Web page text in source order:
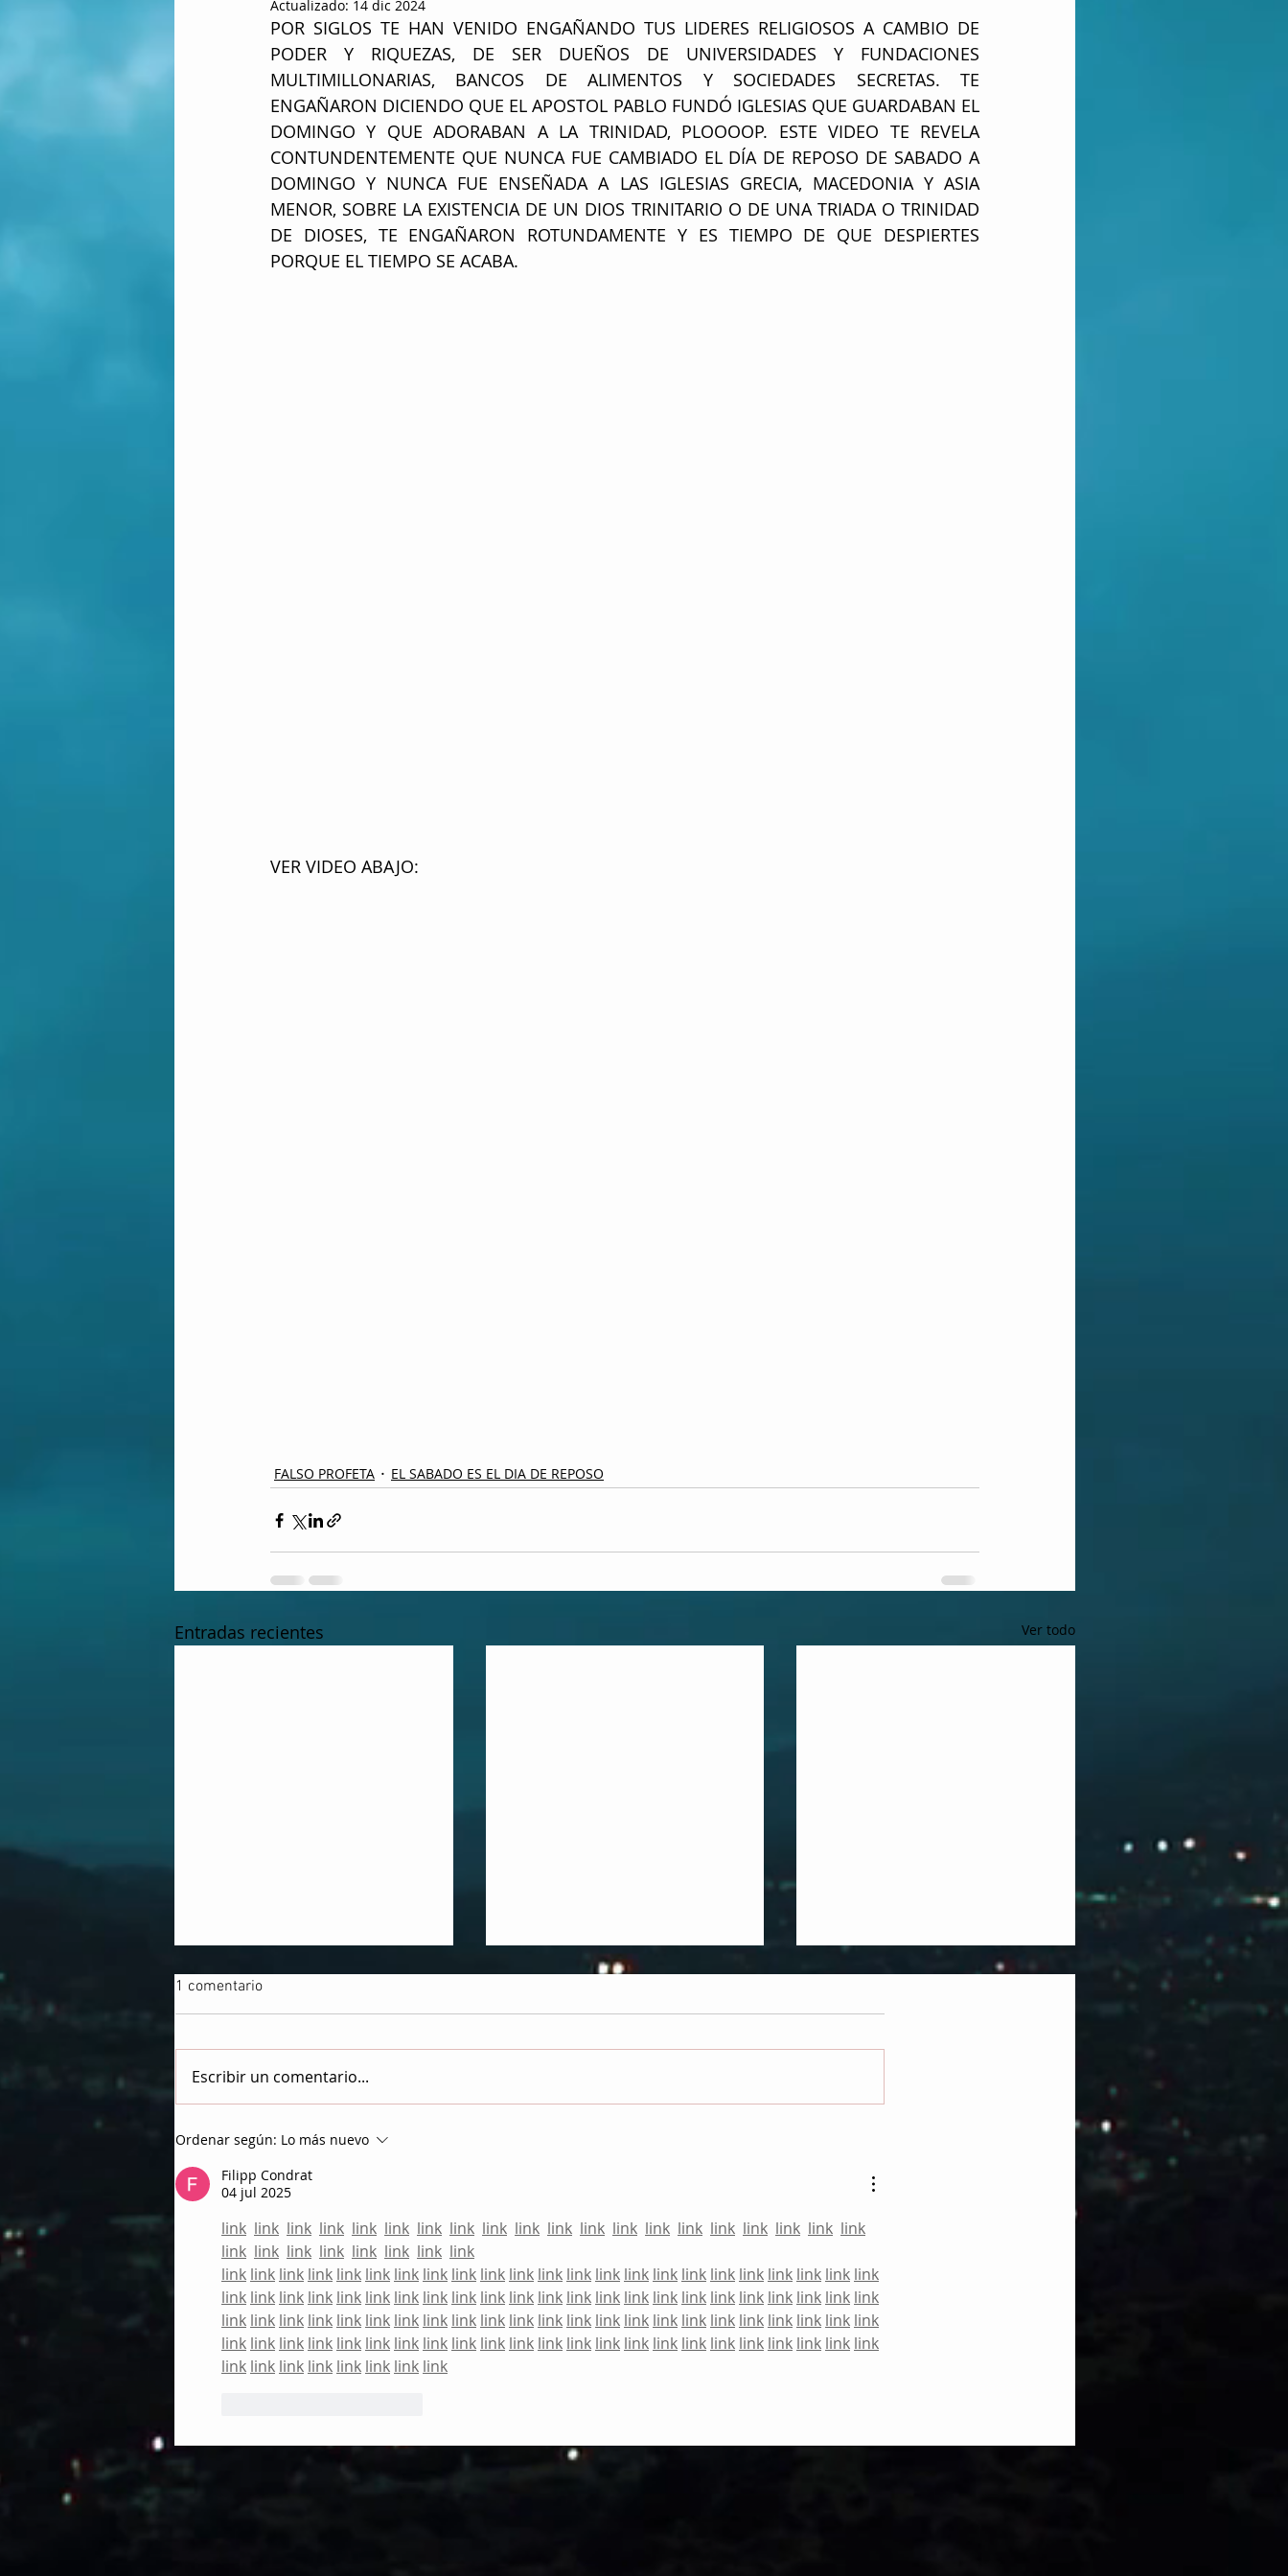
Actualizado: 14 dic 2024
POR SIGLOS TE HAN VENIDO ENGAÑANDO TUS LIDERES RELIGIOSOS A CAMBIO DE
PODER Y RIQUEZAS, DE SER DUEÑOS DE UNIVERSIDADES Y FUNDACIONES
MULTIMILLONARIAS, BANCOS DE ALIMENTOS Y SOCIEDADES SECRETAS. TE
ENGAÑARON DICIENDO QUE EL APOSTOL PABLO FUNDÓ IGLESIAS QUE GUARDABAN EL
DOMINGO Y QUE ADORABAN A LA TRINIDAD, PLOOOOP. ESTE VIDEO TE REVELA
CONTUNDENTEMENTE QUE NUNCA FUE CAMBIADO EL DÍA DE REPOSO DE SABADO A
DOMINGO Y NUNCA FUE ENSEÑADA A LAS IGLESIAS GRECIA, MACEDONIA Y ASIA
MENOR, SOBRE LA EXISTENCIA DE UN DIOS TRINITARIO O DE UNA TRIADA O TRINIDAD
DE DIOSES, TE ENGAÑARON ROTUNDAMENTE Y ES TIEMPO DE QUE DESPIERTES
PORQUE EL TIEMPO SE ACABA.
VER VIDEO ABAJO:
FALSO PROFETA EL SABADO ES EL DIA DE REPOSO
Entradas recientes Ver todo
LOS MORADORES DE LA
TIERRA VIOLARON EL PACTO
SEMPITERNO, EL FIN SE HA
DESATADO
1 comentario
Escribir un comentario...
Ordenar según: Lo más nuevo
Filipp Condrat
04 jul 2025
link link link link link link link link link link link link link link link link link link link link
link link link link link link link link
link link link link link link link link link link link link link link link link link link link link link link link
link link link link link link link link link link link link link link link link link link link link link link link
link link link link link link link link link link link link link link link link link link link link link link link
link link link link link link link link link link link link link link link link link link link link link link link
link link link link link link link link